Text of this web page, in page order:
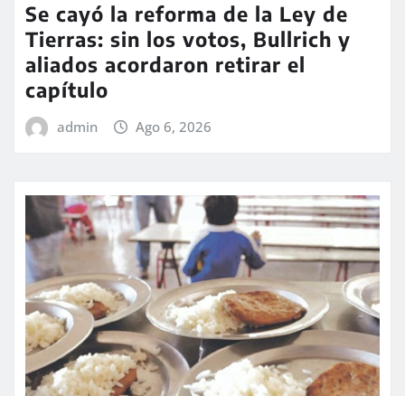
Se cayó la reforma de la Ley de
Tierras: sin los votos, Bullrich y
aliados acordaron retirar el
capítulo
admin Ago 6, 2026